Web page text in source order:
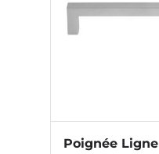
Poignée Ligne